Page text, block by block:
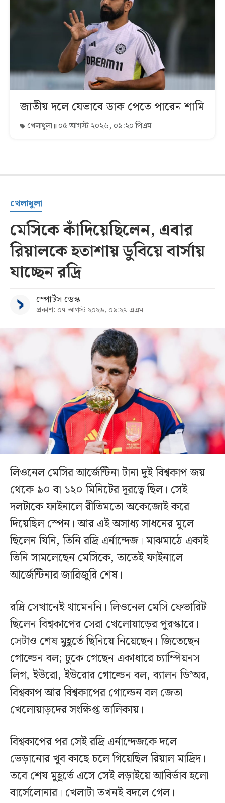
জাতীয় দলে যেভাবে ডাক পেতে পারেন শামি
খেলাধুলা ০৫ আগস্ট ২০২৬, ০৯:২০ পিএম
খেলাধুলা
মেসিকে কাঁদিয়েছিলেন, এবার
রিয়ালকে হতাশায় ডুবিয়ে বার্সায়
যাচ্ছেন রদ্রি
স্পোর্টস ডেস্ক
প্রকাশ: ০৭ আগস্ট ২০২৬, ০৯:২৭ এএম
লিওনেল মেসির আর্জেন্টিনা টানা দুই বিশ্বকাপ জয়
থেকে ৯০ বা ১২০ মিনিটের দূরত্বে ছিল। সেই
দলটাকে ফাইনালে রীতিমতো অকেজোই করে
দিয়েছিল স্পেন। আর এই অসাধ্য সাধনের মূলে
ছিলেন যিনি, তিনি রদ্রি এর্নান্দেজ। মাঝমাঠে একাই
তিনি সামলেছেন মেসিকে, তাতেই ফাইনালে
আর্জেন্টিনার জারিজুরি শেষ।
রদ্রি সেখানেই থামেননি। লিওনেল মেসি ফেভারিট
ছিলেন বিশ্বকাপের সেরা খেলোয়াড়ের পুরস্কারে।
সেটাও শেষ মুহূর্তে ছিনিয়ে নিয়েছেন। জিতেছেন
গোল্ডেন বল; ঢুকে গেছেন একাধারে চ্যাম্পিয়নস
লিগ, ইউরো, ইউরোর গোল্ডেন বল, ব্যালন ডি’অর,
বিশ্বকাপ আর বিশ্বকাপের গোল্ডেন বল জেতা
খেলোয়াড়দের সংক্ষিপ্ত তালিকায়।
বিশ্বকাপের পর সেই রদ্রি এর্নান্দেজকে দলে
ভেড়ানোর খুব কাছে চলে গিয়েছিল রিয়াল মাদ্রিদ।
তবে শেষ মুহূর্তে এসে সেই লড়াইয়ে আবির্ভাব হলো
বার্সেলোনার। খেলাটা তখনই বদলে গেল।